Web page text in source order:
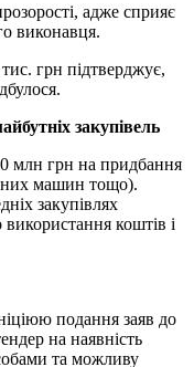
адже сприяє
виконавця.
грн підтверджує,
закупівель
млн грн на придбання
машин тощо).
закупівлях
коштів і
подання заяв до
на наявність
та можливу